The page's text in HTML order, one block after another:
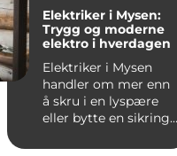
Elektriker i Mysen:
Trygg og moderne
elektro i hverdagen
Elektriker i Mysen
handler om mer enn
å skru i en lyspære
eller bytte en sikring.